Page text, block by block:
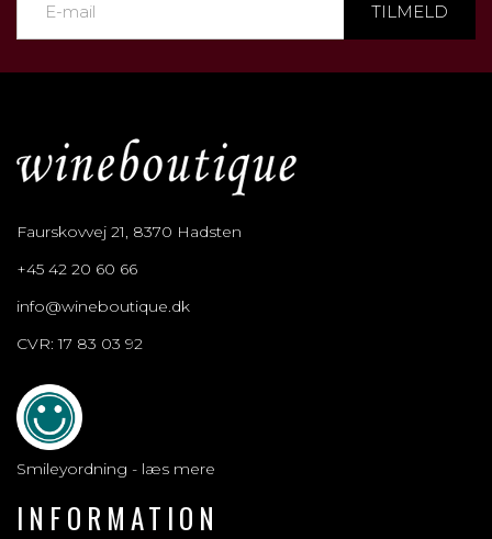
TILMELD
Faurskovvej 21, 8370 Hadsten
+45 42 20 60 66
info@wineboutique.dk
CVR: 17 83 03 92
Smileyordning - læs mere
INFORMATION